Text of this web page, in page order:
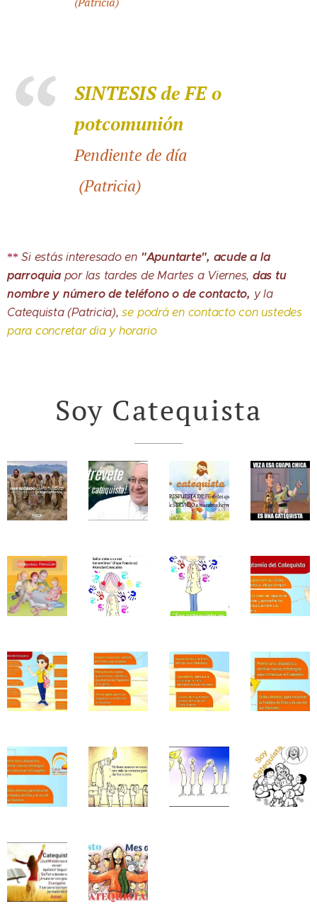
SINTESIS de FE o
potcomunión
Pendiente de día
(Patricia)
** Si estás interesado en "Apuntarte", acude a la
parroquiapor las tardes de Martes a Viernes, das tu
nombre y número de teléfono o de contacto, y la
Catequista (Patricia),se podrá en contacto con ustedes
para concretar dia y horario
Soy Catequista